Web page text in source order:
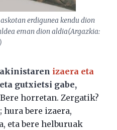
erdigunea kendu dion
eman dion aldia(Argazkia:
izaera eta
gutxietsi gabe,
horretan. Zergatik?
hura bere izaera,
eta bere helburuak